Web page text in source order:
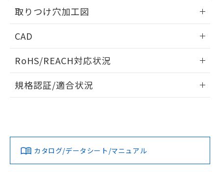
取りつけ穴加工図
CAD
ドすることができます。
ログイン/会員登録
ダウンロードデータをご利用いただく前に、以下を必ずお読
みください。
ソフトウェアの使用条件
RoHS/REACH対応状況
EU RoHS 注意事項・凡例
対応済み
規格認証/適合状況
LR型式承認
DNV型式承認
BV型式承認
KR型式
カタログ/データシート/マニュアル
また、RoHS指令のフタル酸エステル類４
物質の対応では、対応完了までの期間は出
荷製品に未対応品が混在することから備考
既に当社にて対応品への在庫切替を完了
していることから、特段のことがない限
り、2022年1月12日より割愛しておりま